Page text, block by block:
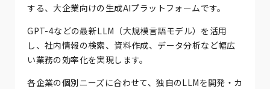
する、大企業向けの生成AIプラットフォームです。
GPT-4などの最新LLM（大規模言語モデル）を活用
し、社内情報の検索、資料作成、データ分析など幅広
い業務の効率化を実現します。
各企業の個別ニーズに合わせて、独自のLLMを開発・カ